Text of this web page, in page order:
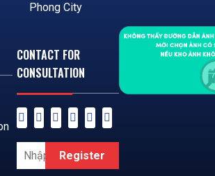
Phong City
CONTACT FOR
CONSULTATION
Register